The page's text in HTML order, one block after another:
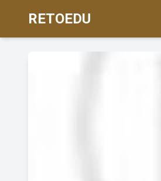
RETOEDU